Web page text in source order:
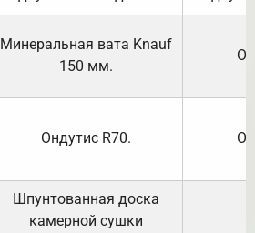
Минеральная вата Knauf
150 мм.
Ондутис R70.
Шпунтованная доска
камерной сушки